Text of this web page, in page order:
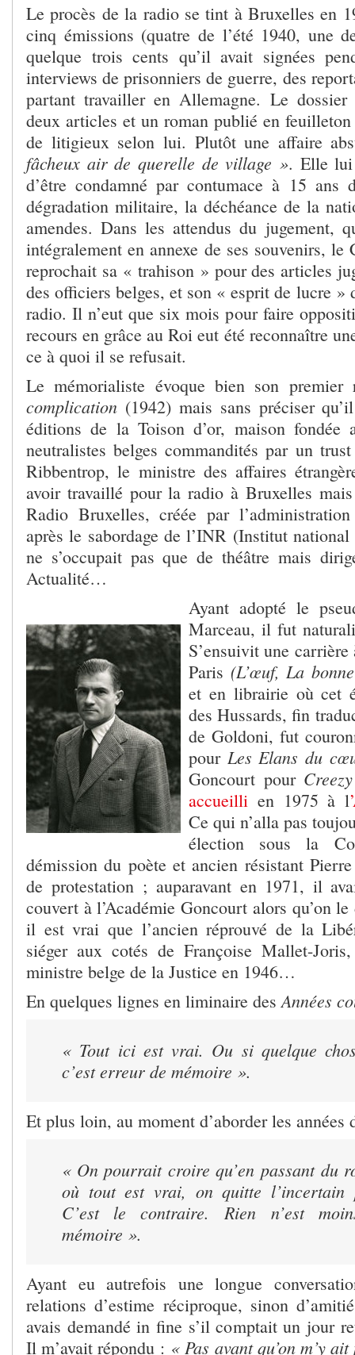
Le procès de la radio se tint à Bruxelles en
cinq émissions (quatre de l’été 1940, une
quelque trois cents qu’il avait signées
interviews de prisonniers de guerre, des
partant travailler en Allemagne. Le dossier
deux articles et un roman publié en
de litigieux selon lui. Plutôt une affaire
fâcheux air de querelle de village ». Elle lui
d’être condamné par contumace à 15 ans
dégradation militaire, la déchéance de la
amendes. Dans les attendus du jugement,
intégralement en annexe de ses souvenirs,
reprochait sa « trahison » pour des articles
des officiers belges, et son « esprit de lucre »
radio. Il n’eut que six mois pour faire
recours en grâce au Roi eut été reconnaître
ce à quoi il se refusait.
Le mémorialiste évoque bien son
complication (1942) mais sans préciser
éditions de la Toison d’or, maison fondée
neutralistes belges commandités par un
Ribbentrop, le ministre des affaires
avoir travaillé pour la radio à Bruxelles mais
Radio Bruxelles, créée par
après le sabordage de l’INR (Institut
ne s’occupait pas que de théâtre mais
Actualité…
Ayant adopté le
Marceau, il fut
S’ensuivit une
Paris (L’œuf, La
et en librairie où cet
des Hussards, fin
de Goldoni, fut
pour Les Elans du
Goncourt pour
accueilli en 1975 à l
Ce qui n’alla pas
élection sous la
démission du poète et ancien résistant
de protestation ; auparavant en 1971, il
couvert à l’Académie Goncourt alors qu’on
il est vrai que l’ancien réprouvé de la
siéger aux cotés de Françoise Mallet-
ministre belge de la Justice en 1946…
En quelques lignes en liminaire desAnnées
« Tout ici est vrai. Ou si quelque
c’est erreur de mémoire ».
Et plus loin, au moment d’aborder les
« On pourrait croire qu’en passant du
où tout est vrai, on quitte l’incertain
C’est le contraire. Rien n’est
mémoire ».
Ayant eu autrefois une longue
relations d’estime réciproque, sinon
avais demandé in fine s’il comptait un jour
Il m’avait répondu : « Pas avant qu’on m’y